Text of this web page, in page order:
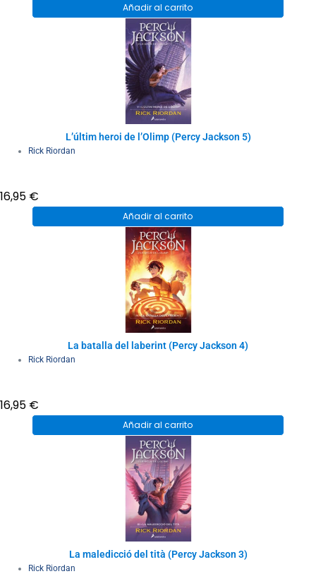
Añadir al carrito
L’últim heroi de l’Olimp (Percy Jackson 5)
Rick Riordan
16,95 €
Añadir al carrito
La batalla del laberint (Percy Jackson 4)
Rick Riordan
16,95 €
Añadir al carrito
La maledicció del tità (Percy Jackson 3)
Rick Riordan